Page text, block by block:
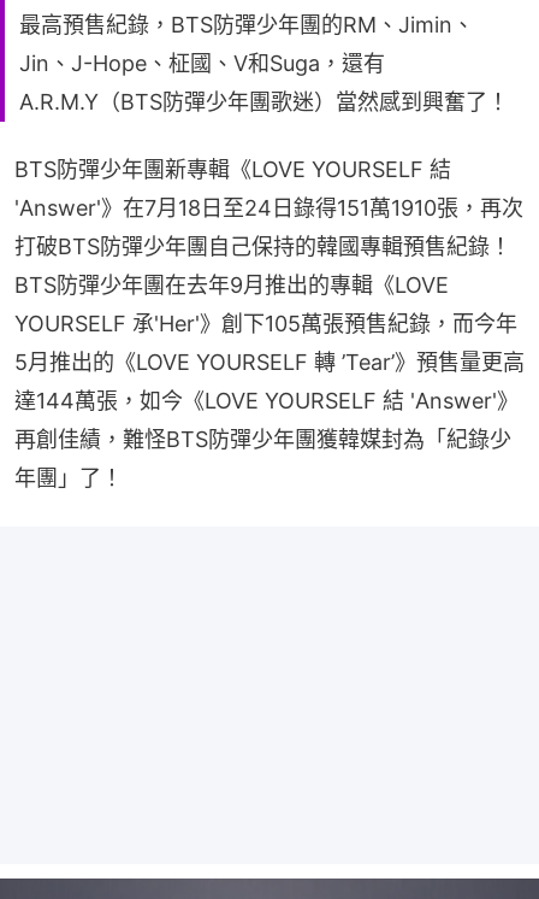
最高預售紀錄，BTS防彈少年團的RM、Jimin、
Jin、J-Hope、柾國、V和Suga，還有
A.R.M.Y（BTS防彈少年團歌迷）當然感到興奮了！
BTS防彈少年團新專輯《LOVE YOURSELF 結
'Answer'》在7月18日至24日錄得151萬1910張，再次
打破BTS防彈少年團自己保持的韓國專輯預售紀錄！
BTS防彈少年團在去年9月推出的專輯《LOVE
YOURSELF 承'Her'》創下105萬張預售紀錄，而今年
5月推出的《LOVE YOURSELF 轉 ’Tear’》預售量更高
達144萬張，如今《LOVE YOURSELF 結 'Answer'》
再創佳績，難怪BTS防彈少年團獲韓媒封為「紀錄少
年團」了！